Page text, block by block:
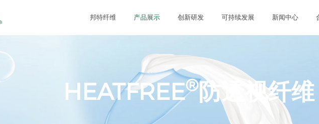
邦特纤维 产品展示 创新研发 可持续发展 新闻中心
HEATFREE®防透视纤维